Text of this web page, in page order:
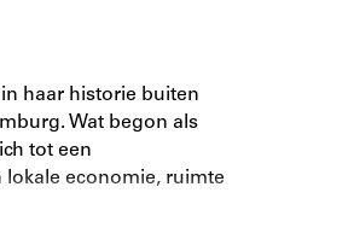
haar historie buiten
Wat begon als
tot een
economie, ruimte